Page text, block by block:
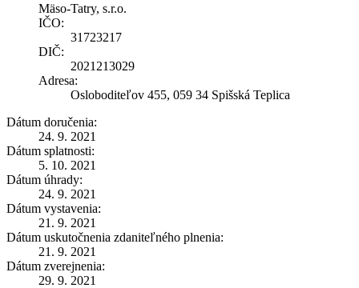
Mäso-Tatry, s.r.o.
IČO:
31723217
DIČ:
2021213029
Adresa:
Osloboditeľov 455, 059 34 Spišská Teplica
Dátum doručenia:
24. 9. 2021
Dátum splatnosti:
5. 10. 2021
Dátum úhrady:
24. 9. 2021
Dátum vystavenia:
21. 9. 2021
Dátum uskutočnenia zdaniteľného plnenia:
21. 9. 2021
Dátum zverejnenia:
29. 9. 2021